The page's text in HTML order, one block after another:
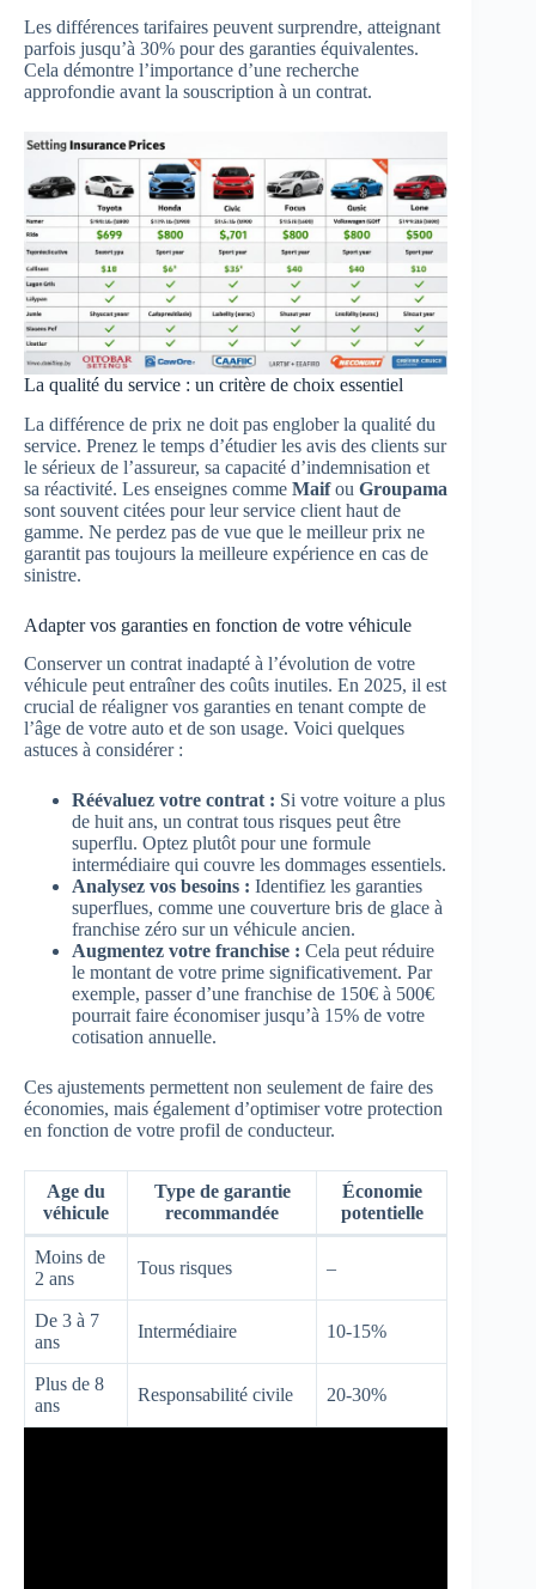
Les différences tarifaires peuvent surprendre, atteignant
parfois jusqu’à 30% pour des garanties équivalentes.
Cela démontre l’importance d’une recherche
approfondie avant la souscription à un contrat.
La qualité du service : un critère de choix essentiel
La différence de prix ne doit pas englober la qualité du
service. Prenez le temps d’étudier les avis des clients sur
le sérieux de l’assureur, sa capacité d’indemnisation et
sa réactivité. Les enseignes comme Maifou Groupama
sont souvent citées pour leur service client haut de
gamme. Ne perdez pas de vue que le meilleur prix ne
garantit pas toujours la meilleure expérience en cas de
sinistre.
Adapter vos garanties en fonction de votre véhicule
Conserver un contrat inadapté à l’évolution de votre
véhicule peut entraîner des coûts inutiles. En 2025, il est
crucial de réaligner vos garanties en tenant compte de
l’âge de votre auto et de son usage. Voici quelques
astuces à considérer :
Réévaluez votre contrat : Si votre voiture a plus
de huit ans, un contrat tous risques peut être
superflu. Optez plutôt pour une formule
intermédiaire qui couvre les dommages essentiels.
Analysez vos besoins : Identifiez les garanties
superflues, comme une couverture bris de glace à
franchise zéro sur un véhicule ancien.
Augmentez votre franchise : Cela peut réduire
le montant de votre prime significativement. Par
exemple, passer d’une franchise de 150€ à 500€
pourrait faire économiser jusqu’à 15% de votre
cotisation annuelle.
Ces ajustements permettent non seulement de faire des
économies, mais également d’optimiser votre protection
en fonction de votre profil de conducteur.
Age du
véhicule
Type de garantie
recommandée
Économie
potentielle
Moins de
2 ans
Tous risques –
De 3 à 7
ans
Intermédiaire 10-15%
Plus de 8
ans
Responsabilité civile 20-30%